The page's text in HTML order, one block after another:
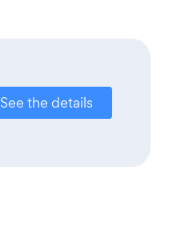
See the details